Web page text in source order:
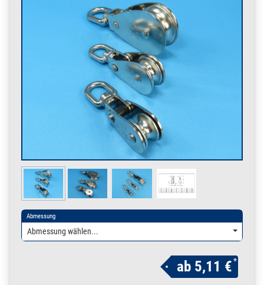
Abmessung
Abmessung wählen...
ab 5,11 €*